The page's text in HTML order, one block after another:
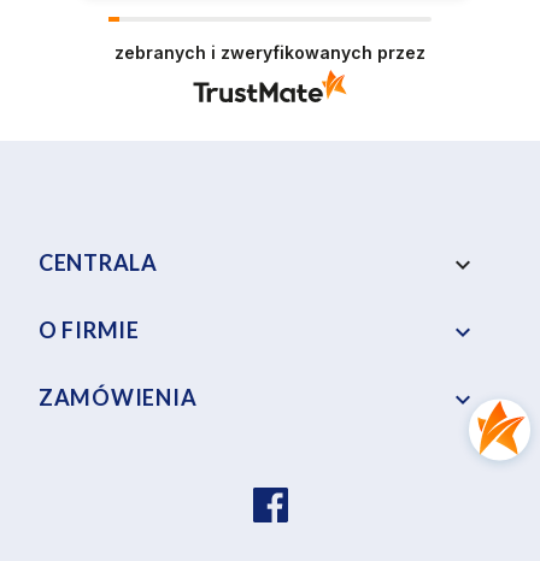
jak Ty. Z pozdrowieniami, obsługa sklepu.
zebranych i zweryfikowanych przez
CENTRALA keyboard_arrow_down
O FIRMIE 
ZAMÓWIENIA 